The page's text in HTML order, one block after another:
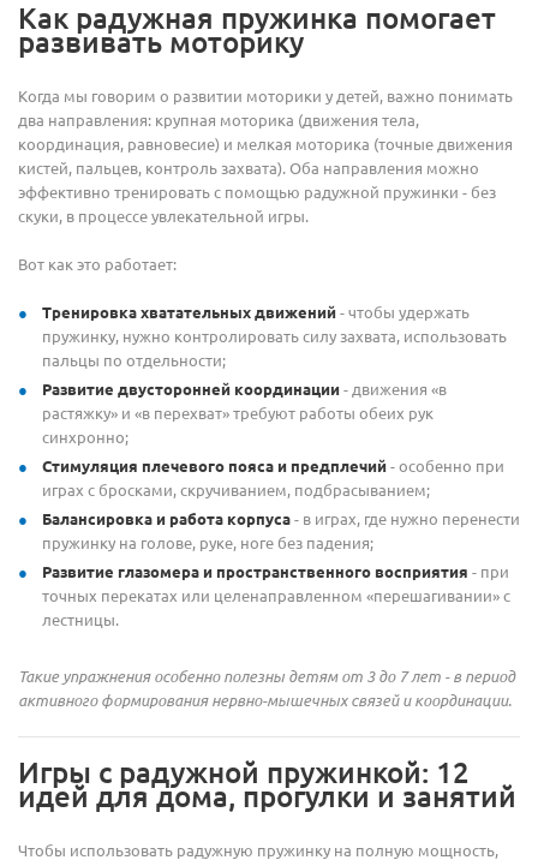
Как радужная пружинка помогает
развивать моторику
Когда мы говорим о развитии моторики у детей, важно понимать
два направления: крупная моторика (движения тела,
координация, равновесие) и мелкая моторика (точные движения
кистей, пальцев, контроль захвата). Оба направления можно
эффективно тренировать с помощью радужной пружинки - без
скуки, в процессе увлекательной игры.
Вот как это работает:
Тренировка хватательных движений - чтобы удержать
пружинку, нужно контролировать силу захвата, использовать
пальцы по отдельности;
Развитие двусторонней координации - движения «в
растяжку» и «в перехват» требуют работы обеих рук
синхронно;
Стимуляция плечевого пояса и предплечий - особенно при
играх с бросками, скручиванием, подбрасыванием;
Балансировка и работа корпуса - в играх, где нужно перенести
пружинку на голове, руке, ноге без падения;
Развитие глазомера и пространственного восприятия - при
точных перекатах или целенаправленном «перешагивании» с
лестницы.
Такие упражнения особенно полезны детям от 3 до 7 лет - в период
активного формирования нервно-мышечных связей и координации.
Игры с радужной пружинкой: 12
идей для дома, прогулки и занятий
Чтобы использовать радужную пружинку на полную мощность,